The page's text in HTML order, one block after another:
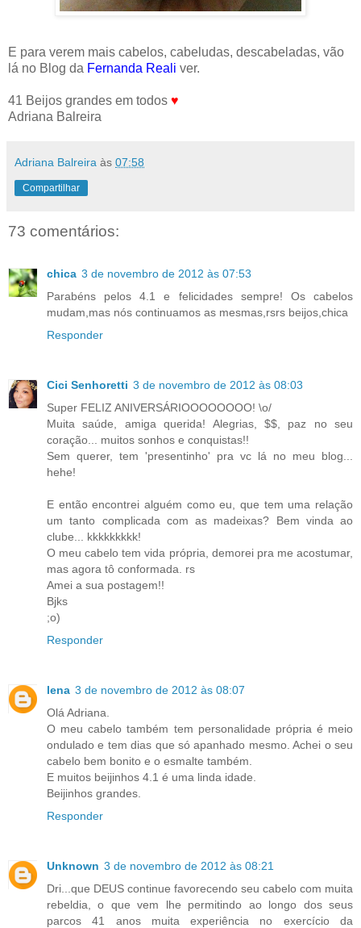
E para verem mais cabelos, cabeludas, descabeladas, vão
lá no Blog da Fernanda Reali ver.
41 Beijos grandes em todos ♥
Adriana Balreira
Adriana Balreira às 07:58
Compartilhar
73 comentários:
chica 3 de novembro de 2012 às 07:53
Parabéns pelos 4.1 e felicidades sempre! Os cabelos
mudam,mas nós continuamos as mesmas,rsrs beijos,chica
Responder
Cici Senhoretti 3 de novembro de 2012 às 08:03
Super FELIZ ANIVERSÁRIOOOOOOOO! \o/
Muita saúde, amiga querida! Alegrias, $$, paz no seu
coração... muitos sonhos e conquistas!!
Sem querer, tem 'presentinho' pra vc lá no meu blog...
hehe!
E então encontrei alguém como eu, que tem uma relação
um tanto complicada com as madeixas? Bem vinda ao
clube... kkkkkkkkk!
O meu cabelo tem vida própria, demorei pra me acostumar,
mas agora tô conformada. rs
Amei a sua postagem!!
Bjks
;o)
Responder
lena 3 de novembro de 2012 às 08:07
Olá Adriana.
O meu cabelo também tem personalidade própria é meio
ondulado e tem dias que só apanhado mesmo. Achei o seu
cabelo bem bonito e o esmalte também.
E muitos beijinhos 4.1 é uma linda idade.
Beijinhos grandes.
Responder
Unknown 3 de novembro de 2012 às 08:21
Dri...que DEUS continue favorecendo seu cabelo com muita
rebeldia, o que vem lhe permitindo ao longo dos seus
parcos 41 anos muita experiência no exercício da